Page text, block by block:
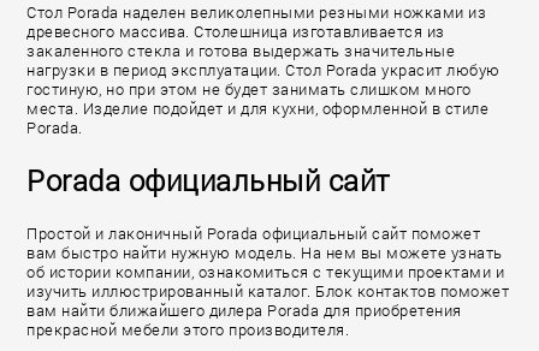
Стол Porada наделен великолепными резными ножками из
древесного массива. Столешница изготавливается из
закаленного стекла и готова выдержать значительные
нагрузки в период эксплуатации. Стол Porada украсит любую
гостиную, но при этом не будет занимать слишком много
места. Изделие подойдет и для кухни, оформленной в стиле
Porada.
Porada официальный сайт
Простой и лаконичный Porada официальный сайт поможет
вам быстро найти нужную модель. На нем вы можете узнать
об истории компании, ознакомиться с текущими проектами и
изучить иллюстрированный каталог. Блок контактов поможет
вам найти ближайшего дилера Porada для приобретения
прекрасной мебели этого производителя.